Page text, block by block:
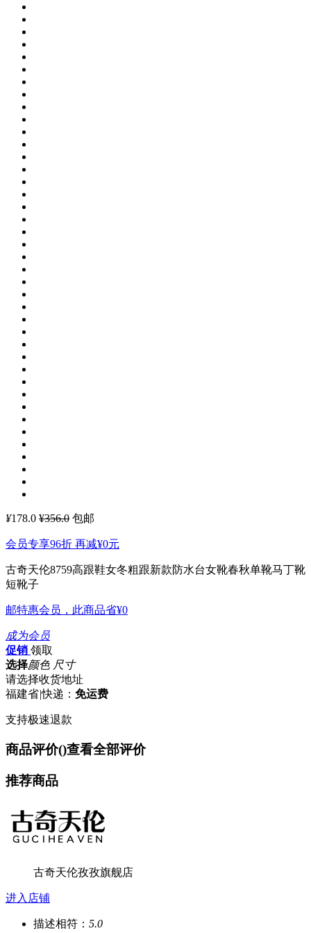
¥178.0 ¥356.0 包邮
会员专享96折 再减¥0元
古奇天伦8759高跟鞋女冬粗跟新款防水台女靴春秋单靴马丁靴
短靴子
邮特惠会员，此商品省¥0
成为会员
促销 领取
选择颜色 尺寸
请选择收货地址
福建省|快递： 免运费
支持极速退款
商品评价()查看全部评价
推荐商品
古奇天伦孜孜旗舰店
进入店铺
描述相符： 5.0